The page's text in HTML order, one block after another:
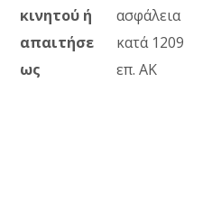
κινητού ή
απαιτήσε
ως
ασφάλεια
κατά 1209
επ. ΑΚ